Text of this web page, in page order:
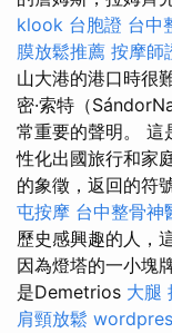
klook 台胞證 台中
膜放鬆推薦 按摩師
山大港的港口時很
密·索特（
常重要的聲明。 這
性化出國旅行和家
的象徵，返回的符
屯按摩 台中整骨神
歷史感興趣的人，
因為燈塔的一小塊
是Demetrios 大腿
肩頸放鬆